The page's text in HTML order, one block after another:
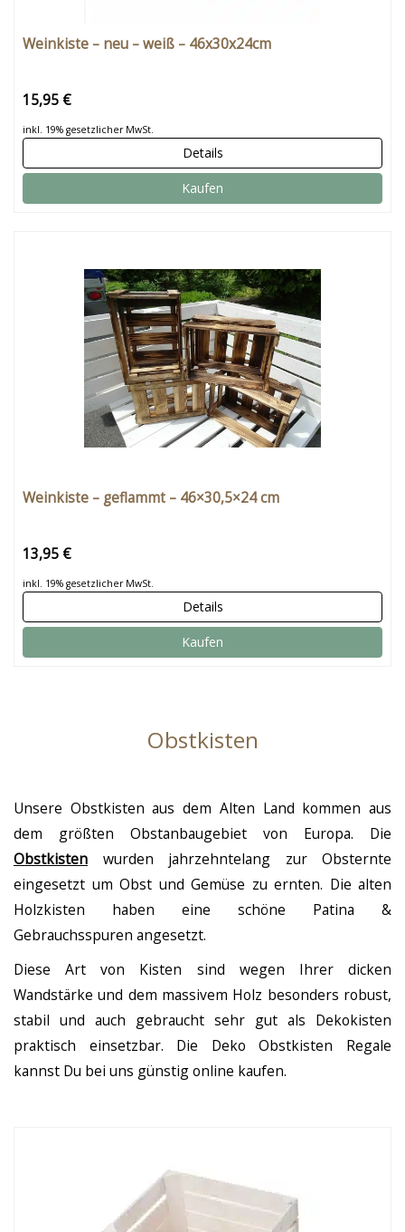
Weinkiste – neu – weiß – 46x30x24cm
15,95 €
inkl. 19% gesetzlicher MwSt.
Details
Kaufen
Weinkiste – geflammt – 46×30,5×24 cm
13,95 €
inkl. 19% gesetzlicher MwSt.
Details
Kaufen
Obstkisten
Unsere Obstkisten aus dem Alten Land kommen aus
dem größten Obstanbaugebiet von Europa. Die
Obstkisten wurden jahrzehntelang zur Obsternte
eingesetzt um Obst und Gemüse zu ernten. Die alten
Holzkisten haben eine schöne Patina &
Gebrauchsspuren angesetzt.
Diese Art von Kisten sind wegen Ihrer dicken
Wandstärke und dem massivem Holz besonders robust,
stabil und auch gebraucht sehr gut als Dekokisten
praktisch einsetzbar. Die Deko Obstkisten Regale
kannst Du bei uns günstig online kaufen.